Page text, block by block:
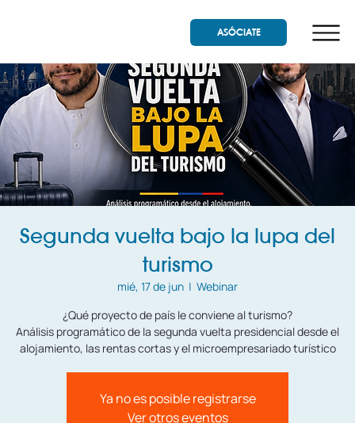
ASÓCIATE
Segunda vuelta bajo la lupa del
turismo
mié, 17 de jun
  |
Webinar
¿Qué proyecto de país le conviene al turismo?
Análisis programático de la segunda vuelta presidencial desde el
alojamiento, las rentas cortas y el microempresariado turístico
Ya no es posible registrarse
Ver otros eventos